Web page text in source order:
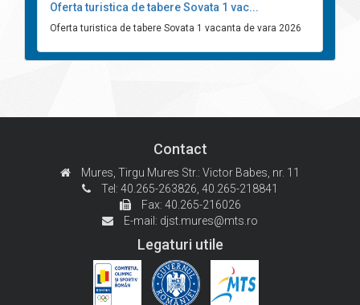
Oferta turistica de tabere Sovata 1 vac...
Oferta turistica de tabere Sovata 1 vacanta de vara 2026
Contact
Mures, Tirgu Mures Str.: Victor Babes, nr. 11
Tel: 40.265-263826, 40.265-218841
Fax: 40.265-216026
E-mail: djst.mures@mts.ro
Legaturi utile